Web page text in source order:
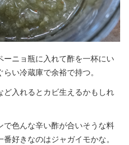
ニョ瓶に入れて酢を一杯にい
い冷蔵庫で余裕で持つ。
ど入れるとカビ生えるかもしれ
で色んな辛い酢が合いそうな料
好きなのはジャガイモかな。